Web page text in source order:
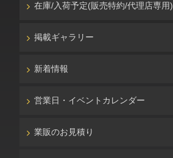
在庫/入荷予定(販売特約/代理店専用)
掲載ギャラリー
新着情報
営業日・イベントカレンダー
業販のお見積り